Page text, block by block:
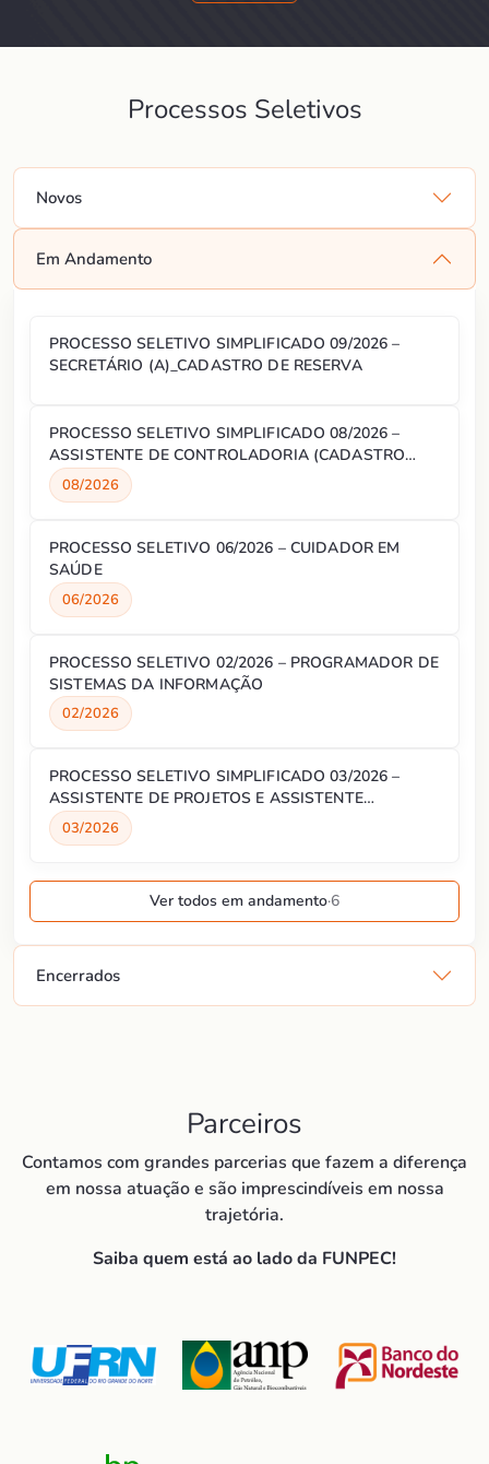
Processos Seletivos
Novos
Em Andamento
PROCESSO SELETIVO SIMPLIFICADO 09/2026 –
SECRETÁRIO (A)_CADASTRO DE RESERVA
PROCESSO SELETIVO SIMPLIFICADO 08/2026 –
ASSISTENTE DE CONTROLADORIA (CADASTRO
RESERVA)
08/2026
PROCESSO SELETIVO 06/2026 – CUIDADOR EM
SAÚDE
06/2026
PROCESSO SELETIVO 02/2026 – PROGRAMADOR DE
SISTEMAS DA INFORMAÇÃO
02/2026
PROCESSO SELETIVO SIMPLIFICADO 03/2026 –
ASSISTENTE DE PROJETOS E ASSISTENTE
ADMINISTRATIVO
03/2026
Ver todos em andamento·6
Encerrados
Parceiros
Contamos com grandes parcerias que fazem a diferença
em nossa atuação e são imprescindíveis em nossa
trajetória.
Saiba quem está ao lado da FUNPEC!